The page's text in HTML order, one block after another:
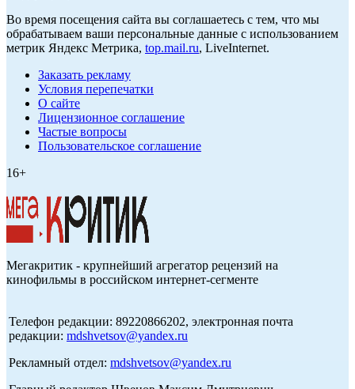
Во время посещения сайта вы соглашаетесь с тем, что мы
обрабатываем ваши персональные данные с использованием
метрик Яндекс Метрика, top.mail.ru, LiveInternet.
Заказать рекламу
Условия перепечатки
О сайте
Лицензионное соглашение
Частые вопросы
Пользовательское соглашение
16+
Мегакритик - крупнейший агрегатор рецензий на
кинофильмы в российском интернет-сегменте
Телефон редакции: 89220866202, электронная почта
редакции: mdshvetsov@yandex.ru
Рекламный отдел: mdshvetsov@yandex.ru